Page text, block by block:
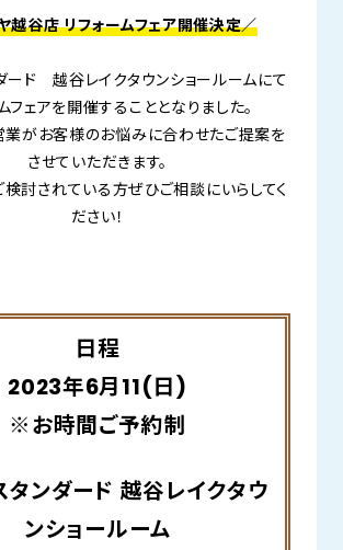
越谷店 リフォームフェア開催決定／
ード 越谷レイクタウンショールームにて
フェアを開催することとなりました。
がお客様のお悩みに合わせたご提案を
させていただきます。
検討されている方ぜひご相談にいらしてく
ださい！
日程
2023年6月11(日)
※お時間ご予約制
タンダード 越谷レイクタウ
ンショールーム